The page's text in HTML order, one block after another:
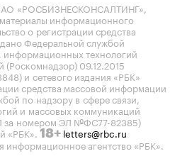
«РОСБИЗНЕСКОНСАЛТИНГ»,
информационного
о регистрации средства
Федеральной службой
информационных технологий
09.12.2015
и сетевого издания «РБК»
средства массовой информации
по надзору в сфере связи,
и массовых коммуникаций
за номером ЭЛ №ФС77-82385)
«РБК». 18+ letters@rbc.ru
информационное агентство «РБК».